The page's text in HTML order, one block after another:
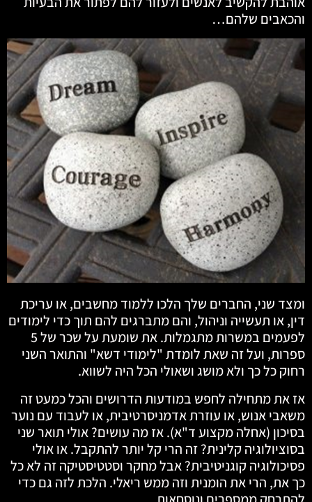
והכאבים שלהם…
ומצד שני, החברים שלך הלכו ללמוד מחשבים, או עריכת
דין, או תעשייה וניהול, והם מתברגים להם תוך כדי לימודים
לפעמים במשרות מתגמלות. את שומעת על שכר של 5
ספרות, ועל זה שאת לומדת "לימודי דשא" והתואר השני
רחוק כל כך ולא מושג ושאולי הכל היה לשווא.
אז את מתחילה לחפש במודעות הדרושים והכל כמעט זה
משאבי אנוש, או עוזרת אדמניסרטיבית, או לעבוד עם נוער
בסיכון (אחלה מקצוע ד"א). אז מה עושים? אולי תואר שני
בסוציולוגיה קלינית? זה הרי קל יותר להתקבל. או אולי
פסיכולוגיה קוגניטיבית? אבל מחקר וסטטיסטיקה זה לא כל
כך את, הרי את הומנית וזה ממש ריאלי. הלכת לזה גם כדי